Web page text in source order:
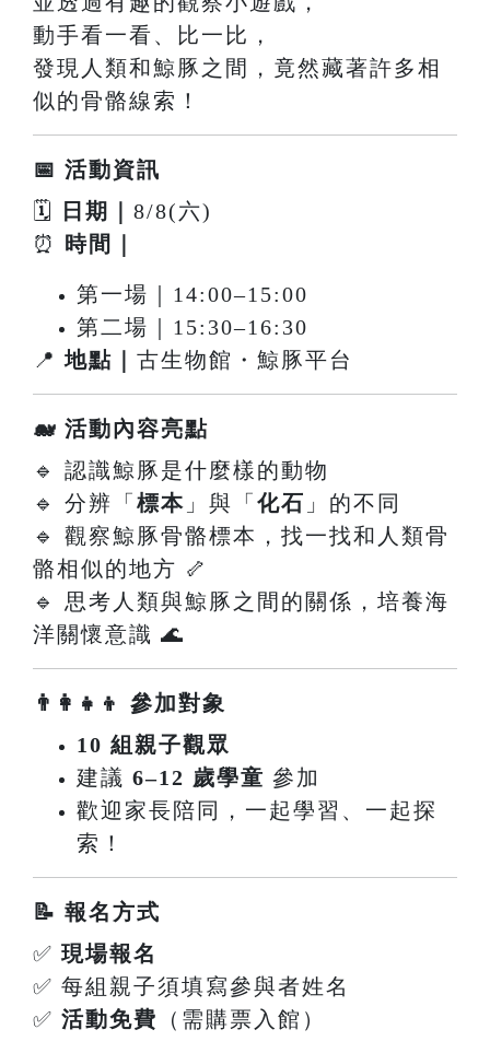
動手看一看、比一比，
發現人類和鯨豚之間，竟然藏著許多相
似的骨骼線索！
📅 活動資訊
🗓
日期｜ 8/8(六)
⏰ 時間｜
第一場｜14:00–15:00
第二場｜15:30–16:30
📍地點｜ 古生物館・鯨豚平台
🐋 活動內容亮點
🔹 認識鯨豚是什麼樣的動物
🔹 分辨「 標本 」與「 化石 」的不同
🔹 觀察鯨豚骨骼標本，找一找和人類骨
骼相似的地方 🦴
🔹 思考人類與鯨豚之間的關係，培養海
洋關懷意識 🌊
👨‍👩‍👧‍👦 參加對象
10 組親子觀眾
建議 6–12 歲學童 參加
歡迎家長陪同，一起學習、一起探
索！
📝 報名方式
✅ 現場報名
✅ 每組親子須填寫參與者姓名
✅ 活動免費 （需購票入館）